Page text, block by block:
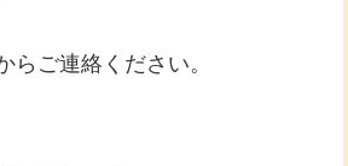
ご連絡ください。